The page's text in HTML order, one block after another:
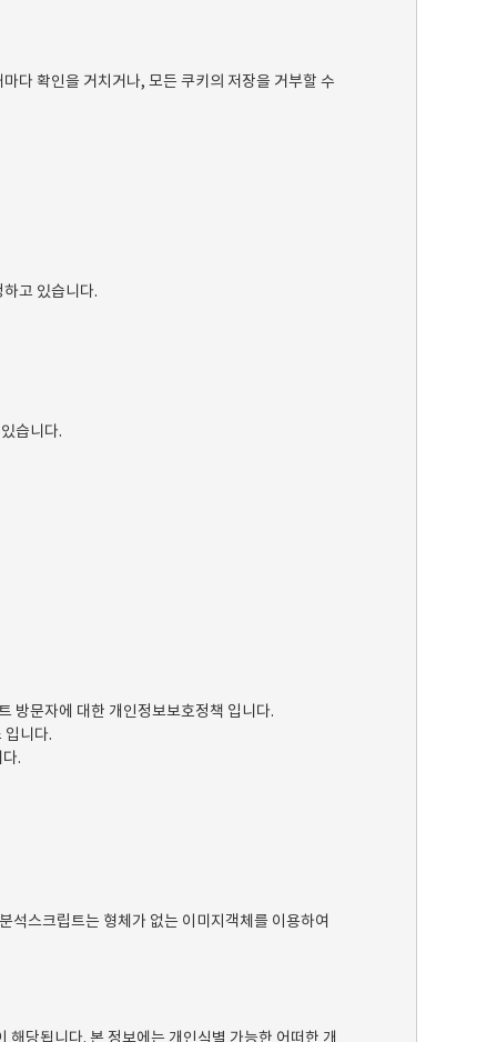
다 확인을 거치거나, 모든 쿠키의 저장을 거부할 수
고 있습니다.
습니다.
방문자에 대한 개인정보보호정책 입니다.
입니다.
.
석스크립트는 형체가 없는 이미지객체를 이용하여